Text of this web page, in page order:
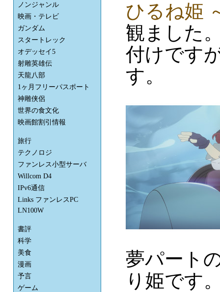
ひるね姫
観ました
付けです
す。
夢パート
り姫です
ノンジャンル
映画・テレビ
ガンダム
スタートレック
オデッセイ5
射雕英雄伝
天龍八部
1ヶ月フリーパスポート
神雕侠侶
世界の食文化
映画館割引情報
旅行
テクノロジ
ファンレス小型サーバ
Willcom D4
IPv6通信
Links ファンレスPC
LN100W
書評
科学
美食
漫画
予言
ゲーム